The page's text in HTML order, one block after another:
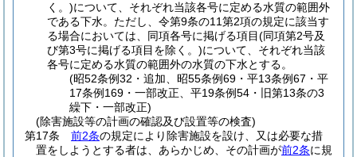
く。)について、それぞれ当該各号に定める水質の範囲外
である下水。 ただし、令第9条の11第2項の規定に該当す
る場合においては、同項各号に掲げる項目(同項第2号及
び第3号に掲げる項目を除く。)について、それぞれ当該
各号に定める水質の範囲外の水質の下水とする。
(昭52条例32・追加、昭55条例69・平13条例67・平
17条例169・一部改正、平19条例54・旧第13条の3
繰下・一部改正)
(除害施設等の計画の確認及び設置等の検査)
第17条
前2条の規定により除害施設を設け、又は必要な措
置をしようとする者は、あらかじめ、その計画が前2条に規